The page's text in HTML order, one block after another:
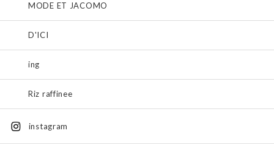
MODE ET JACOMO
D'ICI
ing
Riz raffinee
instagram